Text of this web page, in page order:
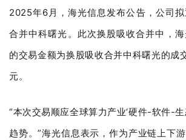
2025年6月，海光信息发布公告，公司
合并中科曙光。此次换股吸收合并中，
的交易金额为换股吸收合并中科曙光的成
元。
“本次交易顺应全球算力产业‘硬件-软件-生
趋势。”海光信息表示，作为产业链上下